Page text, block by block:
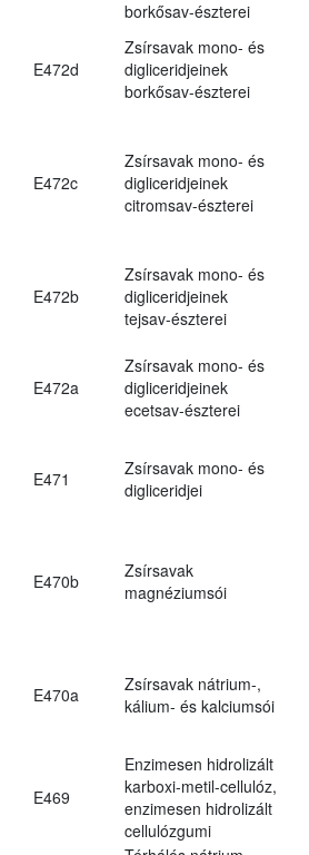
borkősav-észterei
E472d
Zsírsavak mono- és
digliceridjeinek
borkősav-észterei
E472c
Zsírsavak mono- és
digliceridjeinek
citromsav-észterei
E472b
Zsírsavak mono- és
digliceridjeinek
tejsav-észterei
E472a
Zsírsavak mono- és
digliceridjeinek
ecetsav-észterei
E471
Zsírsavak mono- és
digliceridjei
E470b
Zsírsavak
magnéziumsói
E470a
Zsírsavak nátrium-,
kálium- és kalciumsói
E469
Enzimesen hidrolizált
karboxi-metil-cellulóz,
enzimesen hidrolizált
cellulózgumi